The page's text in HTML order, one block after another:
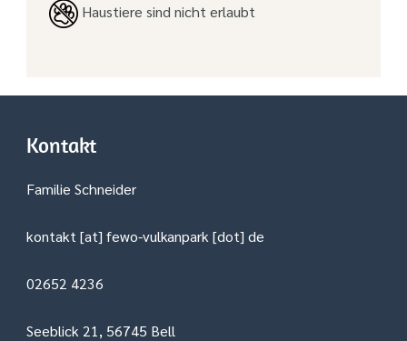
Haustiere sind nicht erlaubt
Kontakt
Familie Schneider
kontakt [at] fewo-vulkanpark [dot] de
02652 4236
Seeblick 21, 56745 Bell